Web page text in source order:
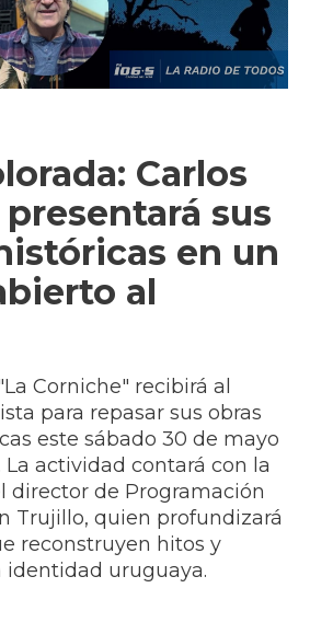
Carlos
sus
en un
al
Corniche" recibirá al
para repasar sus obras
este sábado 30 de mayo
La actividad contará con la
director de Programación
Trujillo, quien profundizará
reconstruyen hitos y
identidad uruguaya.